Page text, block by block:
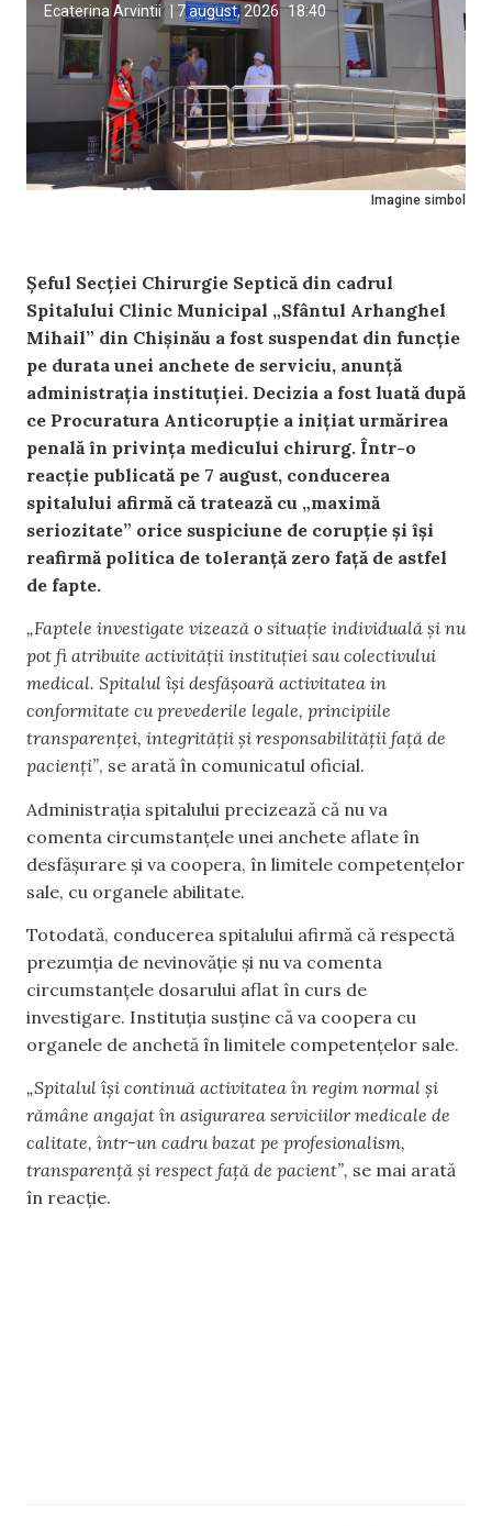
Imagine simbol
Ecaterina Arvintii 7 august, 2026 18:40
Șeful Secției Chirurgie Septică din cadrul
Spitalului Clinic Municipal „Sfântul Arhanghel
Mihail” din Chișinău a fost suspendat din funcție
pe durata unei anchete de serviciu, anunță
administrația instituției. Decizia a fost luată după
ce Procuratura Anticorupție a inițiat urmărirea
penală în privința medicului chirurg. Într-o
reacție publicată pe 7 august, conducerea
spitalului afirmă că tratează cu „maximă
seriozitate” orice suspiciune de corupție și își
reafirmă politica de toleranță zero față de astfel
de fapte.
„Faptele investigate vizează o situație individuală și nu
pot fi atribuite activității instituției sau colectivului
medical. Spitalul își desfășoară activitatea in
conformitate cu prevederile legale, principiile
transparenței, integrității și responsabilității față de
pacienți”, se arată în comunicatul oficial.
Administrația spitalului precizează că nu va
comenta circumstanțele unei anchete aflate în
desfășurare și va coopera, în limitele competențelor
sale, cu organele abilitate.
Totodată, conducerea spitalului afirmă că respectă
prezumția de nevinovăție și nu va comenta
circumstanțele dosarului aflat în curs de
investigare. Instituția susține că va coopera cu
organele de anchetă în limitele competențelor sale.
„Spitalul își continuă activitatea în regim normal și
rămâne angajat în asigurarea serviciilor medicale de
calitate, într-un cadru bazat pe profesionalism,
transparență și respect față de pacient”, se mai arată
în reacție.